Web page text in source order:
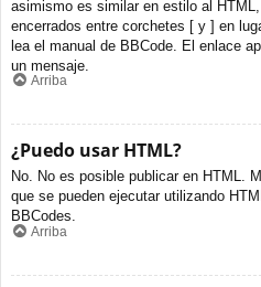
asimismo es similar en estilo al
encerrados entre corchetes [ y ] en
lea el manual de BBCode. El enlace
un mensaje.
Arriba
¿Puedo usar HTML?
No. No es posible publicar en HTML.
que se pueden ejecutar utilizando
BBCodes.
Arriba